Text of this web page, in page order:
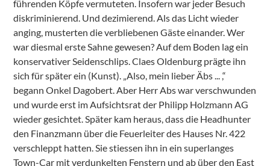
führenden Köpfe vermuteten. Insofern war jeder Besuch
diskriminierend. Und dezimierend. Als das Licht wieder
anging, musterten die verbliebenen Gäste einander. Wer
war diesmal erste Sahne gewesen? Auf dem Boden lag ein
konservativer Seidenschlips. Claes Oldenburg prägte ihn
sich für später ein (Kunst). „Also, mein lieber Äbs ... ,“
begann Onkel Dagobert. Aber Herr Abs war verschwunden
und wurde erst im Aufsichtsrat der Philipp Holzmann AG
wieder gesichtet. Später kam heraus, dass die Headhunter
den Finanzmann über die Feuerleiter des Hauses Nr. 422
verschleppt hatten. Sie stiessen ihn in ein superlanges
Town-Car mit verdunkelten Fenstern und ab über den East